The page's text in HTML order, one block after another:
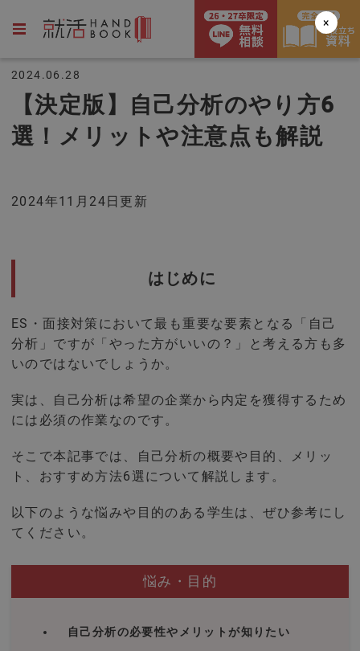
2024.06.28
【決定版】自己分析のやり方6
選！メリットや注意点も解説
2024年11月24日更新
はじめに
ES・面接対策において最も重要な要素となる「自己
分析」ですが「やった方がいいの？」と考える方も多
いのではないでしょうか。
実は、自己分析は希望の企業から内定を獲得するため
には必須の作業なのです。
そこで本記事では、自己分析の概要や目的、メリッ
ト、おすすめ方法6選について解説します。
以下のような悩みや目的のある学生は、ぜひ参考にし
てください。
悩み・目的
自己分析の必要性やメリットが知りたい
×